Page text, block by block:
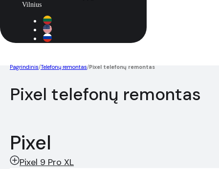
Vilnius
Pagrindinis/Telefonų remontas/Pixel telefonų remontas
Pixel telefonų remontas
Pixel
Pixel 9 Pro XL